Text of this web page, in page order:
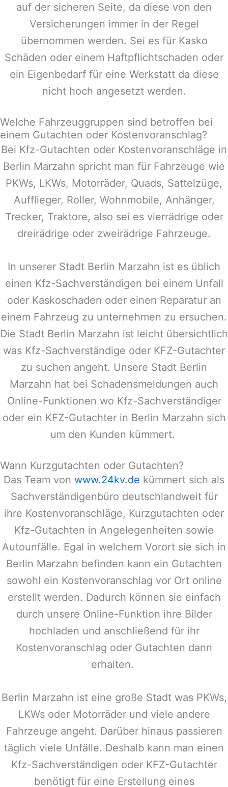
auf der sicheren Seite, da diese von den
Versicherungen immer in der Regel
übernommen werden. Sei es für Kasko
Schäden oder einem Haftpflichtschaden oder
ein Eigenbedarf für eine Werkstatt da diese
nicht hoch angesetzt werden.
Welche Fahrzeuggruppen sind betroffen bei
einem Gutachten oder Kostenvoranschlag?
Bei Kfz-Gutachten oder Kostenvoranschläge in
Berlin Marzahn spricht man für Fahrzeuge wie
PKWs, LKWs, Motorräder, Quads, Sattelzüge,
Aufflieger, Roller, Wohnmobile, Anhänger,
Trecker, Traktore, also sei es vierrädrige oder
dreirädrige oder zweirädrige Fahrzeuge.
In unserer Stadt Berlin Marzahn ist es üblich
einen Kfz-Sachverständigen bei einem Unfall
oder Kaskoschaden oder einen Reparatur an
einem Fahrzeug zu unternehmen zu ersuchen.
Die Stadt Berlin Marzahn ist leicht übersichtlich
was Kfz-Sachverständige oder KFZ-Gutachter
zu suchen angeht. Unsere Stadt Berlin
Marzahn hat bei Schadensmeldungen auch
Online-Funktionen wo Kfz-Sachverständiger
oder ein KFZ-Gutachter in Berlin Marzahn sich
um den Kunden kümmert.
Wann Kurzgutachten oder Gutachten?
Das Team von www.24kv.de kümmert sich als
Sachverständigenbüro deutschlandweit für
ihre Kostenvoranschläge, Kurzgutachten oder
Kfz-Gutachten in Angelegenheiten sowie
Autounfälle. Egal in welchem Vorort sie sich in
Berlin Marzahn befinden kann ein Gutachten
sowohl ein Kostenvoranschlag vor Ort online
erstellt werden. Dadurch können sie einfach
durch unsere Online-Funktion ihre Bilder
hochladen und anschließend für ihr
Kostenvoranschlag oder Gutachten dann
erhalten.
Berlin Marzahn ist eine große Stadt was PKWs,
LKWs oder Motorräder und viele andere
Fahrzeuge angeht. Darüber hinaus passieren
täglich viele Unfälle. Deshalb kann man einen
Kfz-Sachverständigen oder KFZ-Gutachter
benötigt für eine Erstellung eines